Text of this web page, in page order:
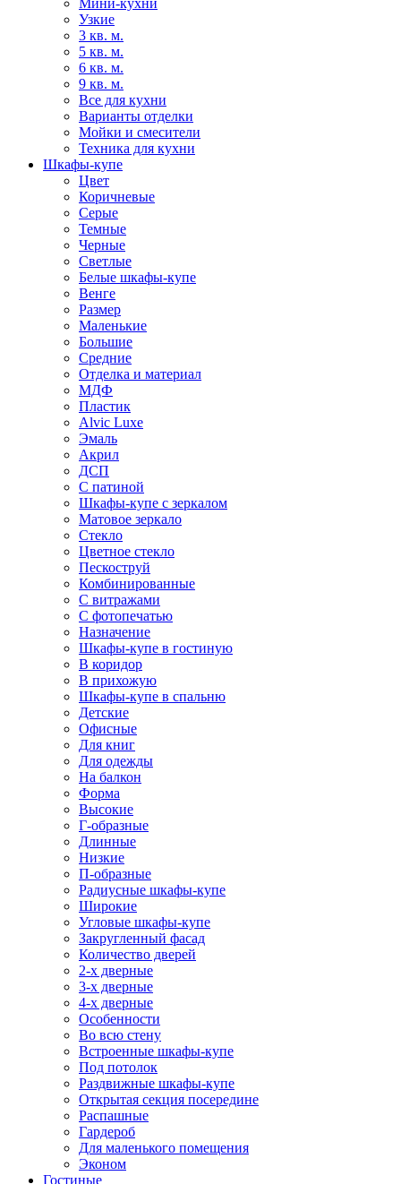
Мини-кухни
Узкие
3 кв. м.
5 кв. м.
6 кв. м.
9 кв. м.
Все для кухни
Варианты отделки
Мойки и смесители
Техника для кухни
Шкафы-купе
Цвет
Коричневые
Серые
Темные
Черные
Светлые
Белые шкафы-купе
Венге
Размер
Маленькие
Большие
Средние
Отделка и материал
МДФ
Пластик
Alvic Luxe
Эмаль
Акрил
ДСП
С патиной
Шкафы-купе с зеркалом
Матовое зеркало
Стекло
Цветное стекло
Пескоструй
Комбинированные
С витражами
С фотопечатью
Назначение
Шкафы-купе в гостиную
В коридор
В прихожую
Шкафы-купе в спальню
Детские
Офисные
Для книг
Для одежды
На балкон
Форма
Высокие
Г-образные
Длинные
Низкие
П-образные
Радиусные шкафы-купе
Широкие
Угловые шкафы-купе
Закругленный фасад
Количество дверей
2-х дверные
3-х дверные
4-х дверные
Особенности
Во всю стену
Встроенные шкафы-купе
Под потолок
Раздвижные шкафы-купе
Открытая секция посередине
Распашные
Гардероб
Для маленького помещения
Эконом
Гостиные